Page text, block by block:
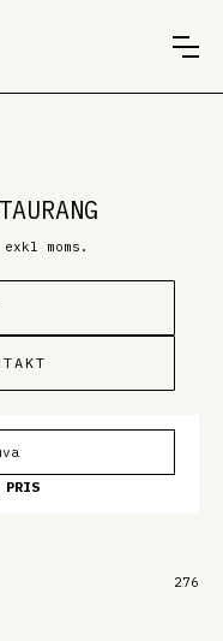
moms.
PRIS
276